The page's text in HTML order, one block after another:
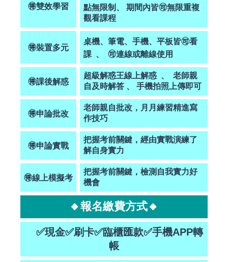
🉐雙效學習
點無限制、 期間內皆🉑無限重複
觀看課程
🉐裝置多元
桌機、筆電、手機、平板皆🉑看
課 、 🉑連線或離線使用
🉐課後解惑
超級解惑王線上解惑 、 老師親
自及時解答 、 手機拍照上傳即可
🉐申論批改
老師親自批改，月月練習精進寫
作技巧
🉐申論實戰
把握考前關鍵，經由實戰演練了
解自身實力
🉐線上模擬考
把握考前關鍵，檢測自我實力好
機會
🔸報名繳費方式🔸
✅現金✅刷卡✅臨櫃匯款✅手機APP轉
帳